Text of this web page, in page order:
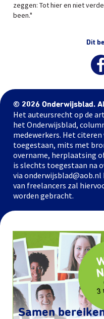
zeggen: Tot hier en niet
been."
Dit
© 2026 Onderwijsblad.
Het auteursrecht op de
het Onderwijsblad,
medewerkers. Het
toegestaan, mits met
overname, herplaatsing
is slechts toegestaan na
via
van freelancers zal
worden gebracht.
Samen